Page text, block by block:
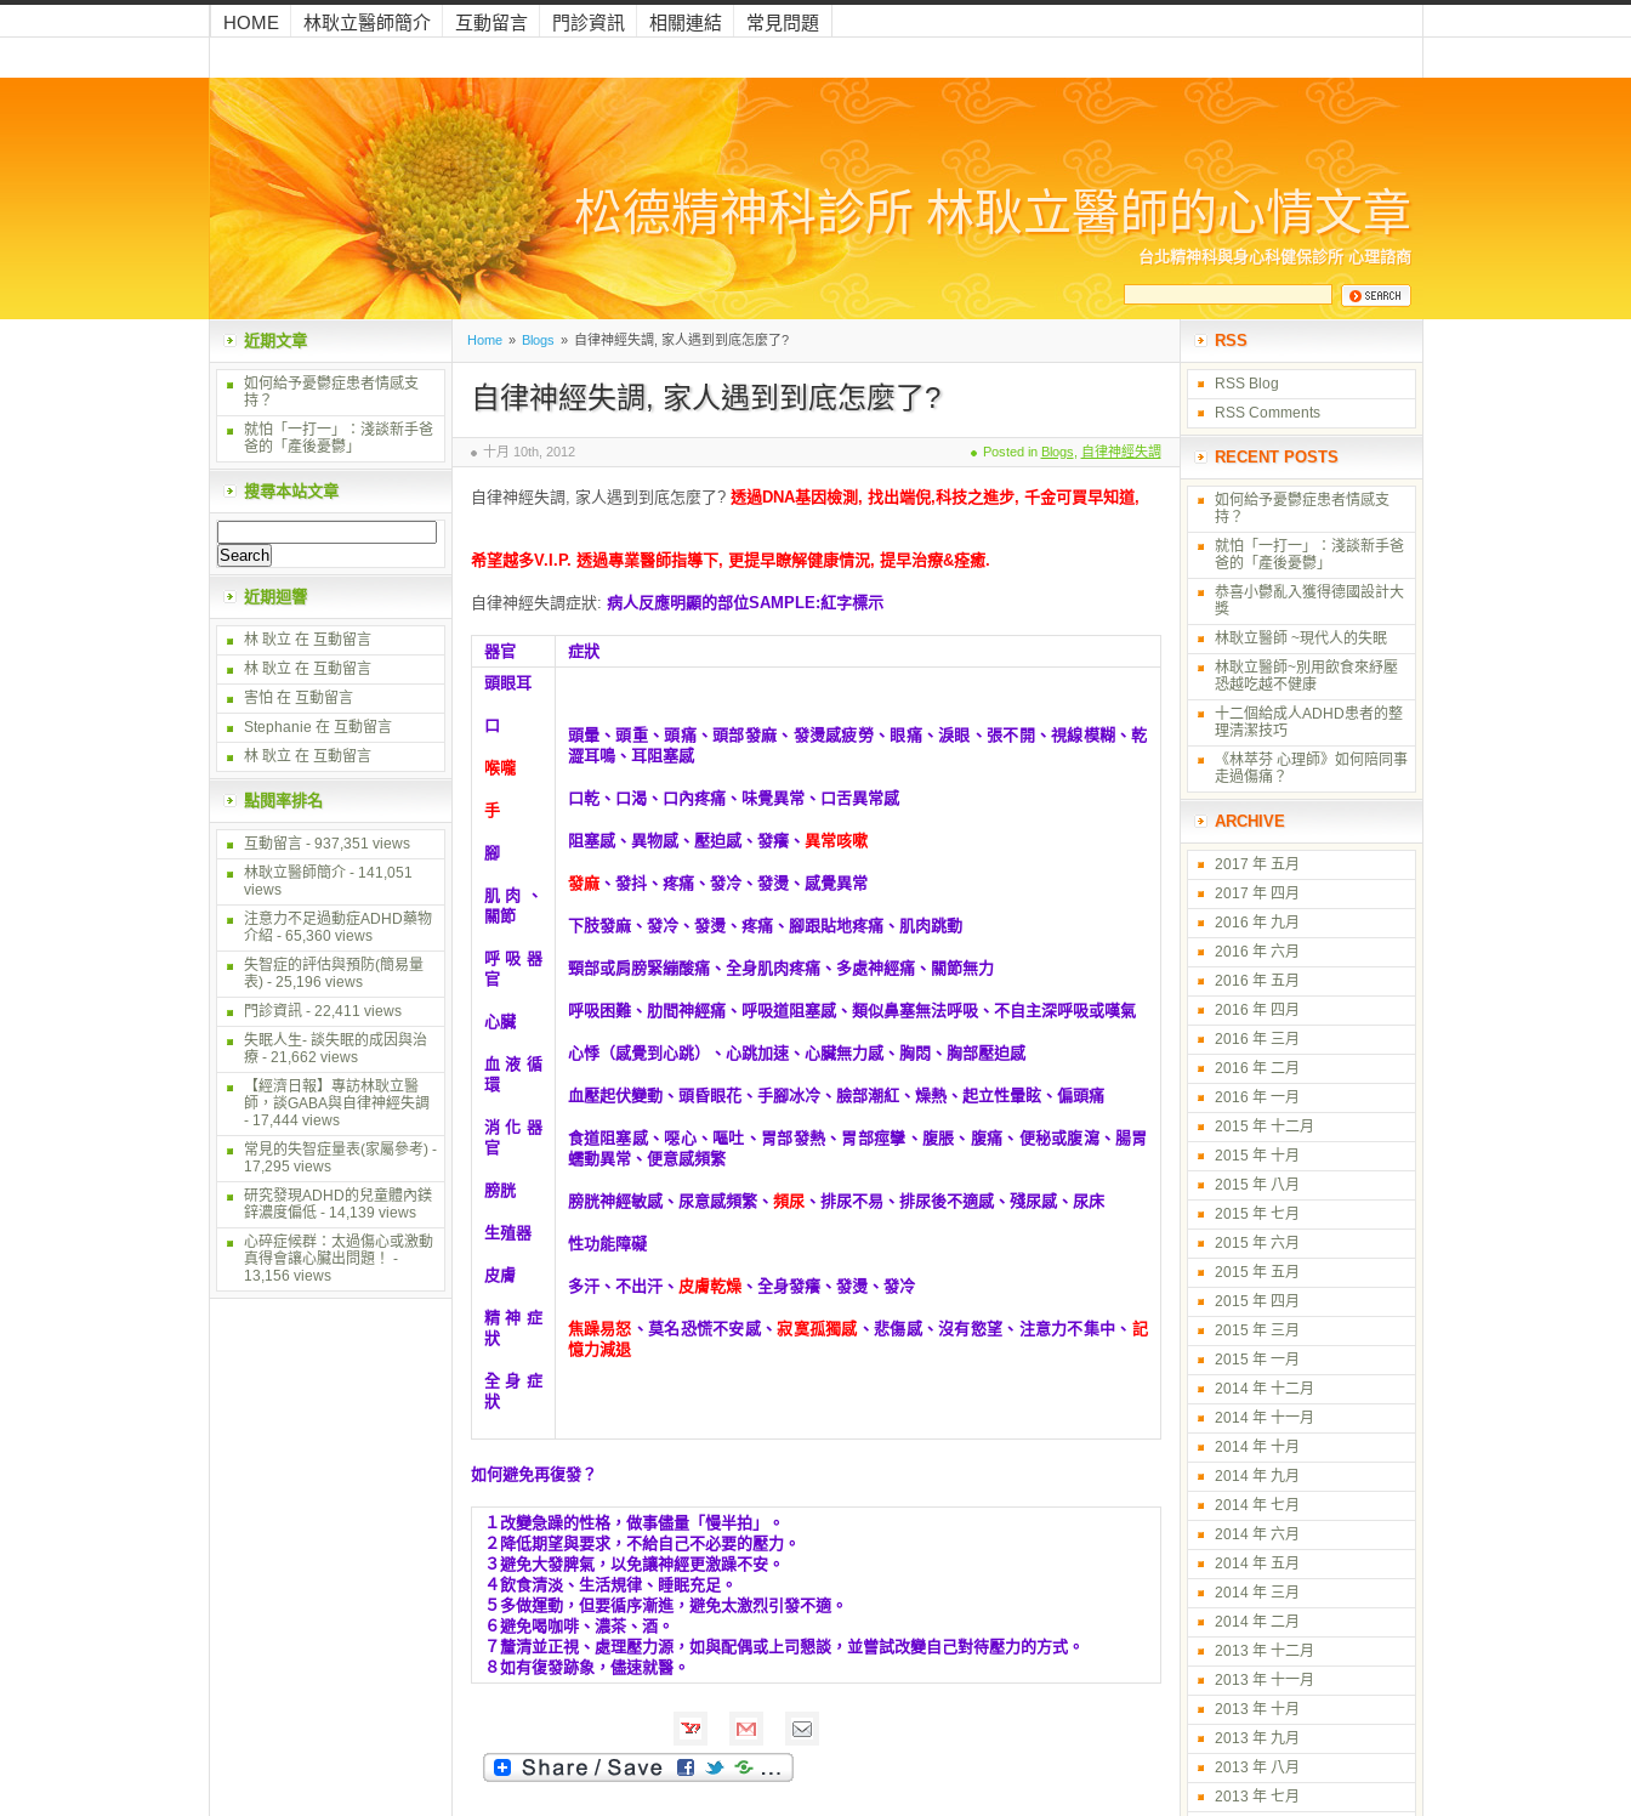
松德精神科診所 林耿立醫師的心情文章
台北精神科與身心科健保診所 心理諮商
HOME 林耿立醫師簡介 互動留言 門診資訊 相關連結 常見問題
Home » Blogs » 自律神經失調, 家人遇到到底怎麼了?
自律神經失調, 家人遇到到底怎麼了?
十月 10th, 2012 Posted in Blogs 自律神經失調
自律神經失調, 家人遇到到底怎麼了? 透過DNA基因檢測, 找出端倪,科技之進步, 千金可買早知道,
希望越多V.I.P. 透過專業醫師指導下, 更提早瞭解健康情況, 提早治療&痊癒.
自律神經失調症狀: 病人反應明顯的部位SAMPLE:紅字標示
器官
症狀
頭眼耳
口
喉嚨
手
腳
肌肉、
關節
呼吸器
官
心臟
血液循
環
消化器
官
膀胱
生殖器
皮膚
精神症
狀
全身症
狀
頭暈、頭重、頭痛、頭部發麻、發燙感疲勞、眼痛、淚眼、張不開、視線模糊、乾
澀耳鳴、耳阻塞感
口乾、口渴、口內疼痛、味覺異常、口舌異常感
阻塞感、異物感、壓迫感、發癢、 異常咳嗽
發麻、發抖、疼痛、發冷、發燙、感覺異常
下肢發麻、發冷、發燙、疼痛、腳跟貼地疼痛、肌肉跳動
頸部或肩膀緊繃酸痛、全身肌肉疼痛、多處神經痛、關節無力
呼吸困難、肋間神經痛、呼吸道阻塞感、類似鼻塞無法呼吸、不自主深呼吸或嘆氣
心悸（感覺到心跳）、心跳加速、心臟無力感、胸悶、胸部壓迫感
血壓起伏變動、頭昏眼花、手腳冰冷、臉部潮紅、燥熱、起立性暈眩、偏頭痛
食道阻塞感、噁心、嘔吐、胃部發熱、胃部痙攣、腹脹、腹痛、便秘或腹瀉、腸胃
蠕動異常、便意感頻繁
膀胱神經敏感、尿意感頻繁、 頻尿、排尿不易、排尿後不適感、殘尿感、尿床
性功能障礙
多汗、不出汗、 皮膚乾燥、全身發癢、發燙、發冷
焦躁易怒 、莫名恐慌不安感、寂寞孤獨感、悲傷感、沒有慾望、注意力不集中、 記
憶力減退
如何避免再復發？
１改變急躁的性格，做事儘量「慢半拍」。
２降低期望與要求，不給自己不必要的壓力。
３避免大發脾氣，以免讓神經更激躁不安。
４飲食清淡、生活規律、睡眠充足。
５多做運動，但要循序漸進，避免太激烈引發不適。
６避免喝咖啡、濃茶、酒。
７釐清並正視、處理壓力源，如與配偶或上司懇談，並嘗試改變自己對待壓力的方式。
８如有復發跡象，儘速就醫。
近期文章
如何給予憂鬱症患者情感支
持？
就怕「一打一」：淺談新手爸
爸的「產後憂鬱」
搜尋本站文章
近期迴響
林 耿立在 互動留言
林 耿立在 互動留言
害怕 在 互動留言
Stephanie 在 互動留言
林 耿立在 互動留言
點閱率排名
互動留言- 937,351 views
林耿立醫師簡介- 141,051
views
注意力不足過動症ADHD藥物
介紹 - 65,360 views
失智症的評估與預防(簡易量
表)- 25,196 views
門診資訊- 22,411 views
失眠人生- 談失眠的成因與治
療- 21,662 views
【經濟日報】專訪林耿立醫
師，談GABA與自律神經失調
- 17,444 views
常見的失智症量表(家屬參考)-
17,295 views
研究發現ADHD的兒童體內鎂
鋅濃度偏低- 14,139 views
心碎症候群：太過傷心或激動
真得會讓心臟出問題！ -
13,156 views
RSS
RSS Blog
RSS Comments
RECENT POSTS
如何給予憂鬱症患者情感支
持？
就怕「一打一」：淺談新手爸
爸的「產後憂鬱」
恭喜小鬱亂入獲得德國設計大
獎
林耿立醫師 ~現代人的失眠
林耿立醫師~別用飲食來紓壓
恐越吃越不健康
十二個給成人ADHD患者的整
理清潔技巧
《林萃芬 心理師》如何陪同事
走過傷痛？
ARCHIVE
2017 年 五月
2017 年 四月
2016 年 九月
2016 年 六月
2016 年 五月
2016 年 四月
2016 年 三月
2016 年 二月
2016 年 一月
2015 年 十二月
2015 年 十月
2015 年 八月
2015 年 七月
2015 年 六月
2015 年 五月
2015 年 四月
2015 年 三月
2015 年 一月
2014 年 十二月
2014 年 十一月
2014 年 十月
2014 年 九月
2014 年 七月
2014 年 六月
2014 年 五月
2014 年 三月
2014 年 二月
2013 年 十二月
2013 年 十一月
2013 年 十月
2013 年 九月
2013 年 八月
2013 年 七月